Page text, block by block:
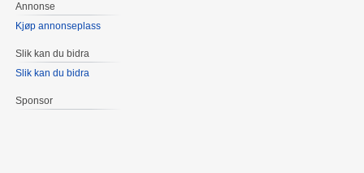
Annonse
Kjøp annonseplass
Slik kan du bidra
Slik kan du bidra
Sponsor